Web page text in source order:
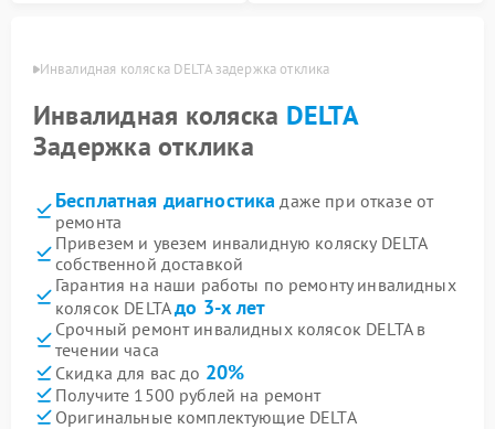
Инвалидная коляска DELTA задержка отклика
Инвалидная коляска DELTA
Задержка отклика
Бесплатная диагностика даже при отказе от
ремонта
Привезем и увезем инвалидную коляску DELTA
собственной доставкой
Гарантия на наши работы по ремонту инвалидных
колясок DELTAдо 3-х лет
Срочный ремонт инвалидных колясок DELTA в
течении часа
Скидка для вас до 20%
Получите 1500 рублей на ремонт
Оригинальные комплектующие DELTA